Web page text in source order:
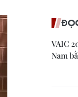
VAIC
Nam